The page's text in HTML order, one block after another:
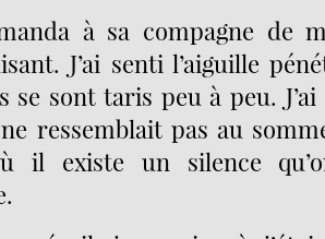
à sa compagne de
J’ai senti l’aiguille
se sont taris peu à peu.
ressemblait pas au
il existe un silence